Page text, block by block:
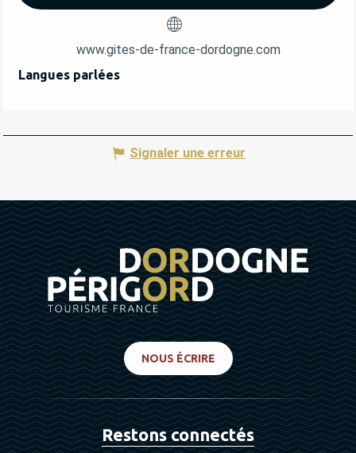
www.gites-de-france-dordogne.com
Langues parlées
Langues parlées
Signaler une erreur
NOUS ÉCRIRE
Restons connectés